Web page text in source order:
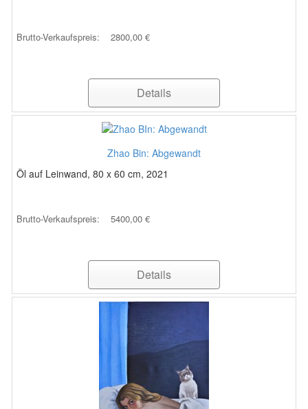
Brutto-Verkaufspreis: 2800,00 €
Details
Zhao Bin: Abgewandt
Öl auf Leinwand, 80 x 60 cm, 2021
Brutto-Verkaufspreis: 5400,00 €
Details